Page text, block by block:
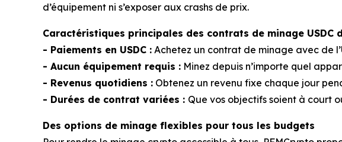
d’équipement ni s’exposer aux crashs de prix.
Caractéristiques principales des contrats de minage USDC
- Paiements en USDC : Achetez un contrat de minage avec de
- Aucun équipement requis : Minez depuis n’importe quel
- Revenus quotidiens : Obtenez un revenu fixe chaque jour
- Durées de contrat variées : Que vos objectifs soient à court
Des options de minage flexibles pour tous les budgets